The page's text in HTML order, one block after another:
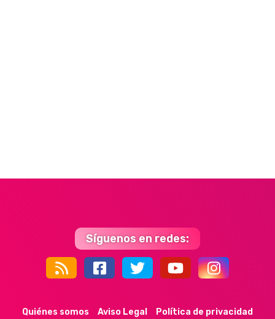
Síguenos en redes:
Quiénes somos Aviso Legal
Política de privacidad